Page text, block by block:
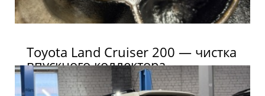
Toyota Land Cruiser 200 — чистка
впускного коллектора